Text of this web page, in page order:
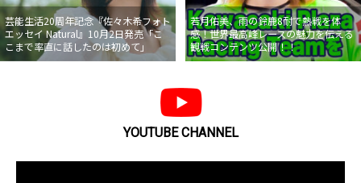
芸能生活20周年記念『佐々木希フォト
エッセイ Natural』10月2日発売「こ
こまで率直に話したのは初めて」
若月佑美、雨の鈴鹿8耐で熱戦を体
感！世界最高峰レースの魅力を伝える
観戦コンテンツ公開！！
YOUTUBE CHANNEL